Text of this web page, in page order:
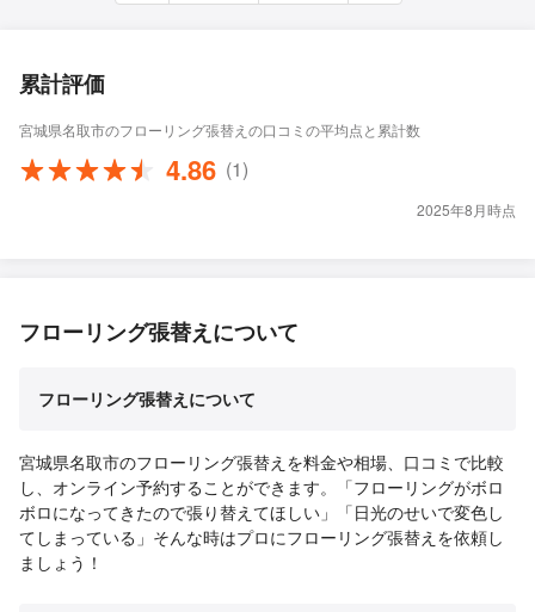
累計評価
宮城県名取市のフローリング張替えの口コミの平均点と累計数
4.86 (1)
2025年8月時点
フローリング張替えについて
フローリング張替えについて
宮城県名取市のフローリング張替えを料金や相場、口コミで比較
し、オンライン予約することができます。「フローリングがボロ
ボロになってきたので張り替えてほしい」「日光のせいで変色し
てしまっている」そんな時はプロにフローリング張替えを依頼し
ましょう！